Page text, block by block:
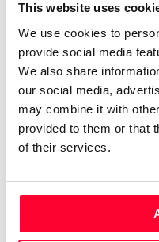
This website uses
We use cookies to
provide social media
We also share
our social media,
may combine it with
provided to them or that
of their services.
/ Literature
“Creador de
divulgador
Confección de artículos,